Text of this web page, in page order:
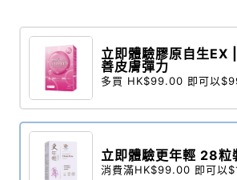
立即體驗膠原自生EX
善皮膚彈力
多買 HK$99.00 即可以
立即體驗更年輕 28粒
消費滿HK$99.00 即可以